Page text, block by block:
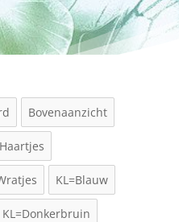
Bovenaanzicht
KL=Blauw
KL=Donkerbruin